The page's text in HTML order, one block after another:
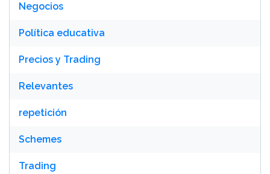
Negocios
Política educativa
Precios y Trading
Relevantes
repetición
Schemes
Trading